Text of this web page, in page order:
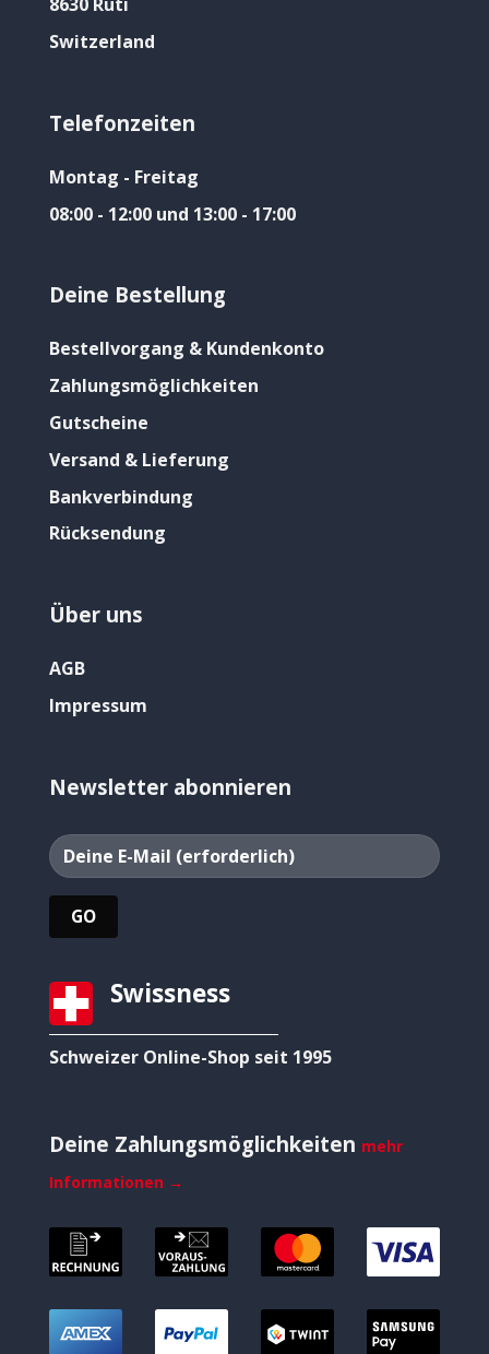
Switzerland
Telefonzeiten
Montag - Freitag
08:00 - 12:00 und 13:00 - 17:00
Deine Bestellung
Bestellvorgang & Kundenkonto
Zahlungsmöglichkeiten
Gutscheine
Versand & Lieferung
Bankverbindung
Rücksendung
Über uns
AGB
Impressum
Newsletter abonnieren
Swissness
Schweizer Online-Shop seit 1995
Deine Zahlungsmöglichkeiten mehr
Informationen →